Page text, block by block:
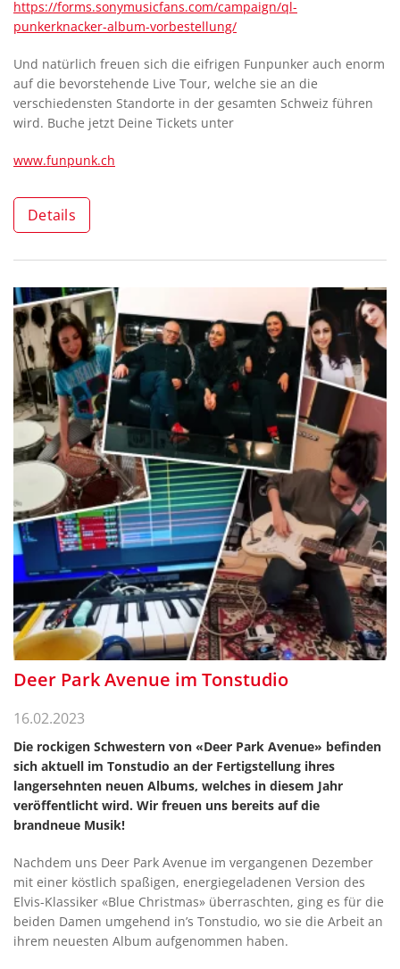
https://forms.sonymusicfans.com/campaign/ql-
punkerknacker-album-vorbestellung/
Und natürlich freuen sich die eifrigen Funpunker auch enorm
auf die bevorstehende Live Tour, welche sie an die
verschiedensten Standorte in der gesamten Schweiz führen
wird. Buche jetzt Deine Tickets unter
www.funpunk.ch
Details
Deer Park Avenue im Tonstudio
16.02.2023
Die rockigen Schwestern von «Deer Park Avenue» befinden
sich aktuell im Tonstudio an der Fertigstellung ihres
langersehnten neuen Albums, welches in diesem Jahr
veröffentlicht wird. Wir freuen uns bereits auf die
brandneue Musik!
Nachdem uns Deer Park Avenue im vergangenen Dezember
mit einer köstlich spaßigen, energiegeladenen Version des
Elvis-Klassiker «Blue Christmas» überraschten, ging es für die
beiden Damen umgehend in’s Tonstudio, wo sie die Arbeit an
ihrem neuesten Album aufgenommen haben.